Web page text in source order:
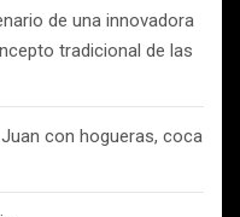
de una innovadora
tradicional de las
con hogueras, coca